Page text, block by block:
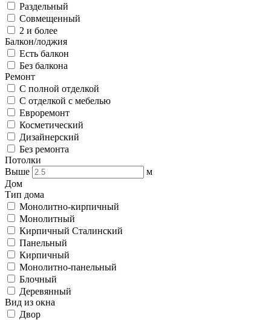
Раздельный
Совмещенный
2 и более
Балкон/лоджия
Есть балкон
Без балкона
Ремонт
С полной отделкой
С отделкой с мебелью
Евроремонт
Косметический
Дизайнерский
Без ремонта
Потолки
Выше
м
Дом
Тип дома
Монолитно-кирпичный
Монолитный
Кирпичный Сталинский
Панельный
Кирпичный
Монолитно-панельный
Блочный
Деревянный
Вид из окна
Двор